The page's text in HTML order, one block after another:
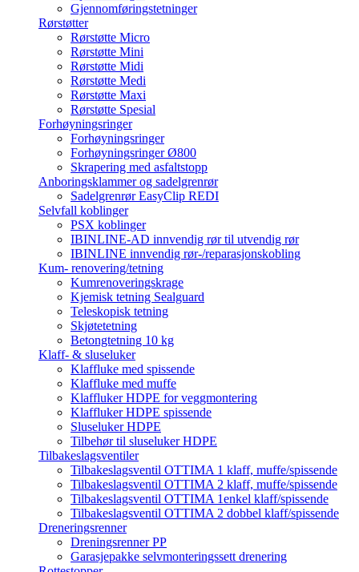
Gjennomføringstetninger
Rørstøtter
Rørstøtte Micro
Rørstøtte Mini
Rørstøtte Midi
Rørstøtte Medi
Rørstøtte Maxi
Rørstøtte Spesial
Forhøyningsringer
Forhøyningsringer
Forhøyningsringer Ø800
Skrapering med asfaltstopp
Anboringsklammer og sadelgrenrør
Sadelgrenrør EasyClip REDI
Selvfall koblinger
PSX koblinger
IBINLINE-AD innvendig rør til utvendig rør
IBINLINE innvendig rør-/reparasjonskobling
Kum- renovering/tetning
Kumrenoveringskrage
Kjemisk tetning Sealguard
Teleskopisk tetning
Skjøtetetning
Betongtetning 10 kg
Klaff- & sluseluker
Klaffluke med spissende
Klaffluke med muffe
Klaffluker HDPE for veggmontering
Klaffluker HDPE spissende
Sluseluker HDPE
Tilbehør til sluseluker HDPE
Tilbakeslagsventiler
Tilbakeslagsventil OTTIMA 1 klaff, muffe/spissende
Tilbakeslagsventil OTTIMA 2 klaff, muffe/spissende
Tilbakeslagsventil OTTIMA 1enkel klaff/spissende
Tilbakeslagsventil OTTIMA 2 dobbel klaff/spissende
Dreneringsrenner
Dreningsrenner PP
Garasjepakke selvmonteringssett drenering